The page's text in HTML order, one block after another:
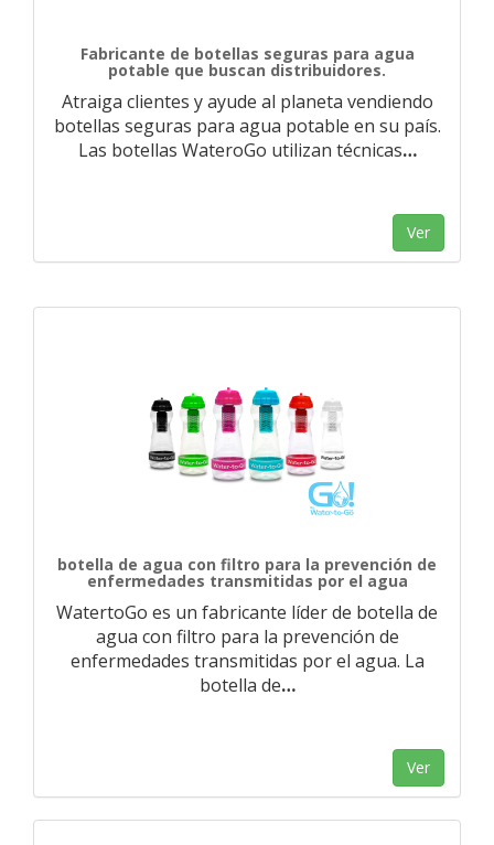
Fabricante de botellas seguras para agua
potable que buscan distribuidores.
Atraiga clientes y ayude al planeta vendiendo
botellas seguras para agua potable en su país.
Las botellas WateroGo utilizan técnicas…
Ver
botella de agua con filtro para la prevención de
enfermedades transmitidas por el agua
WatertoGo es un fabricante líder de botella de
agua con filtro para la prevención de
enfermedades transmitidas por el agua. La
botella de…
Ver